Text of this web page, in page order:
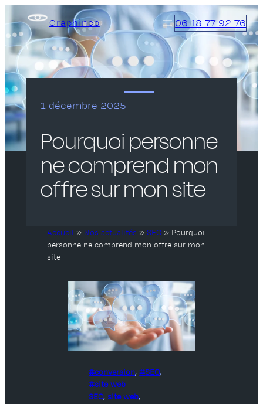
au
contenu
Graphineo 06 18 77 92 76
1 décembre 2025
Pourquoi personne
ne comprend mon
offre sur mon site
Accueil » Nos actualités » SEO» Pourquoi
personne ne comprend mon offre sur mon
site
conversion, SEO
site web
SEO, site web